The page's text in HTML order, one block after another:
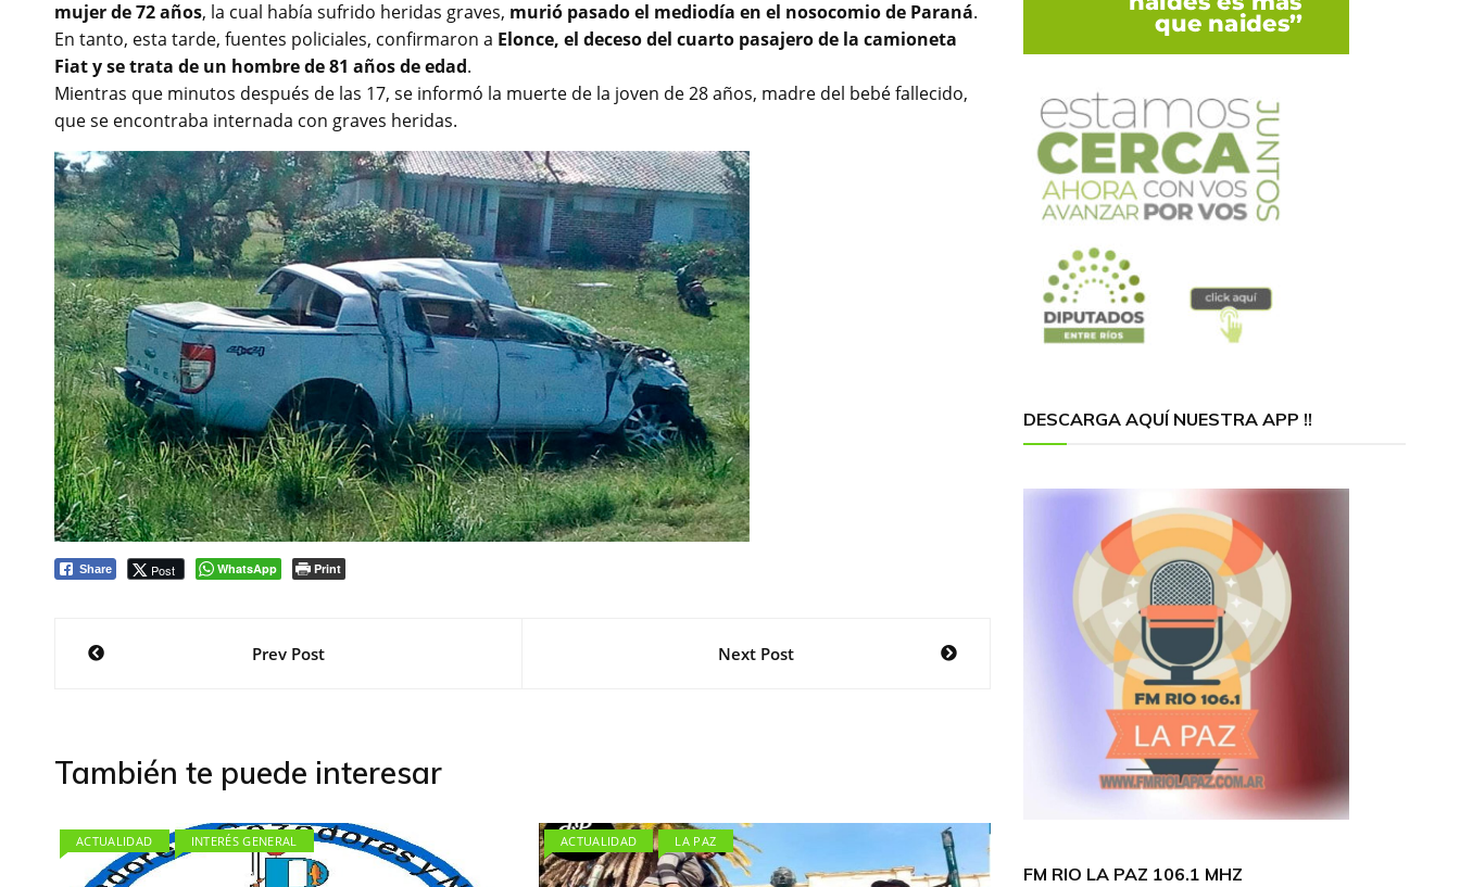
mujer de 72 años, la cual había sufrido heridas graves, murió pasado el mediodía en el nosocomio de Paraná.
En tanto, esta tarde, fuentes policiales, confirmaron a Elonce, el deceso del cuarto pasajero de la camioneta
Fiat y se trata de un hombre de 81 años de edad.
Mientras que minutos después de las 17, se informó la muerte de la joven de 28 años, madre del bebé fallecido,
que se encontraba internada con graves heridas.
Share Post WhatsApp Print
NavegaciónPrev Post Next Post
También te puede interesar
ACTUALIDAD INTERÉS GENERAL ACTUALIDAD LA PAZ
DESCARGA AQUÍ NUESTRA APP !!
FM RIO LA PAZ 106.1 MHZ